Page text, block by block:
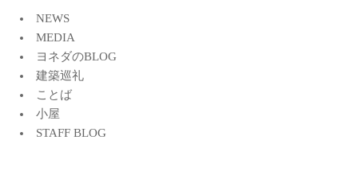
NEWS
MEDIA
ヨネダのBLOG
建築巡礼
ことば
小屋
STAFF BLOG